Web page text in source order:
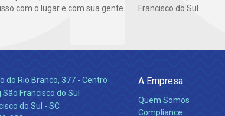
com o lugar e com sua gente.
Francisco do Sul.
do Rio Branco, 377 - Centro
Francisco do Sul
do Sul - SC
A Empresa
Quem Somos
Compliance